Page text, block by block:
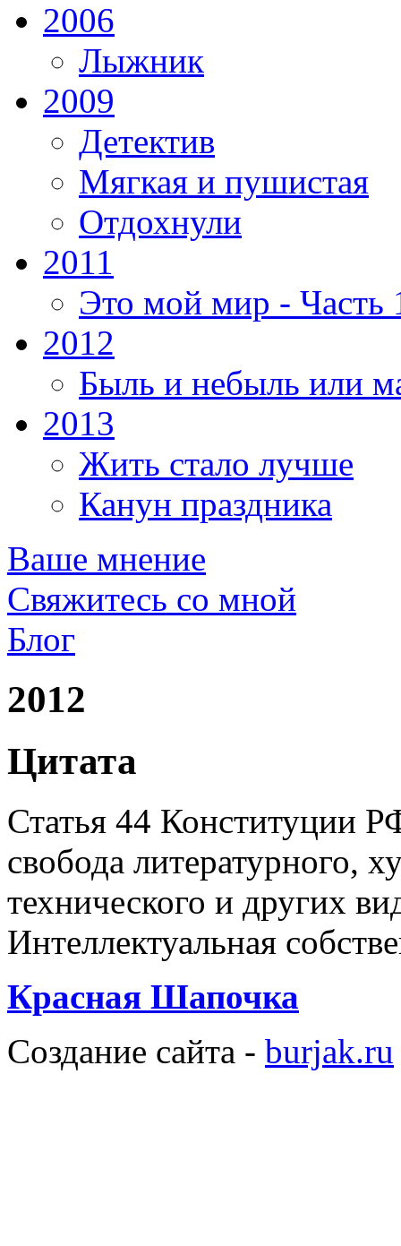
2006
Лыжник
2009
Детектив
Мягкая и пушистая
Отдохнули
2011
Это мой мир - Часть
2012
Быль и небыль или
2013
Жить стало лучше
Канун праздника
Ваше мнение
Свяжитесь со мной
Блог
2012
Цитата
Статья 44 Конституции
свобода литературного,
технического и других
Интеллектуальная
Красная Шапочка
Создание сайта - burjak.ru